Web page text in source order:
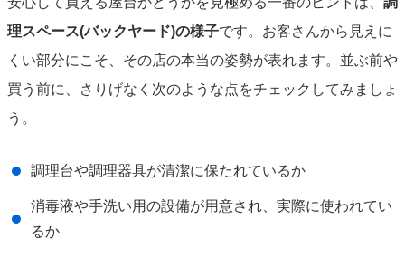
理スペース(バックヤード)の様子です。お客さんから見えに
くい部分にこそ、その店の本当の姿勢が表れます。並ぶ前や
買う前に、さりげなく次のような点をチェックしてみましょ
う。
調理台や調理器具が清潔に保たれているか
消毒液や手洗い用の設備が用意され、実際に使われてい
るか